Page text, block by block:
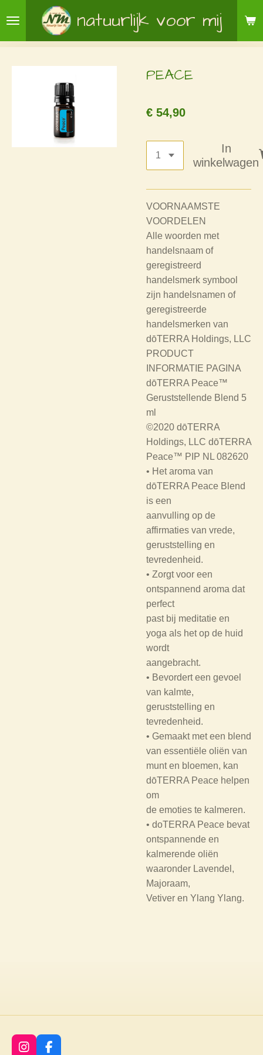
direct
naar
natuurlijk voor mij
PEACE
€ 54,90
In
winkelwagen
VOORNAAMSTE
VOORDELEN
Alle woorden met
handelsnaam of
geregistreerd
handelsmerk symbool
zijn handelsnamen of
geregistreerde
handelsmerken van
dōTERRA Holdings, LLC
PRODUCT
INFORMATIE PAGINA
dōTERRA Peace™
Geruststellende Blend 5
ml
©2020 dōTERRA
Holdings, LLC dōTERRA
Peace™ PIP NL 082620
• Het aroma van
dōTERRA Peace Blend
is een
aanvulling op de
affirmaties van vrede,
geruststelling en
tevredenheid.
• Zorgt voor een
ontspannend aroma dat
perfect
past bij meditatie en
yoga als het op de huid
wordt
aangebracht.
• Bevordert een gevoel
van kalmte,
geruststelling en
tevredenheid.
• Gemaakt met een blend
van essentiële oliën van
munt en bloemen, kan
dōTERRA Peace helpen
om
de emoties te kalmeren.
• doTERRA Peace bevat
ontspannende en
kalmerende oliën
waaronder Lavendel,
Majoraam,
Vetiver en Ylang Ylang.
I F